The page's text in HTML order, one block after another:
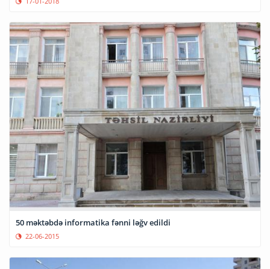
50 məktəbdə informatika fənni ləğv edildi
22-06-2015